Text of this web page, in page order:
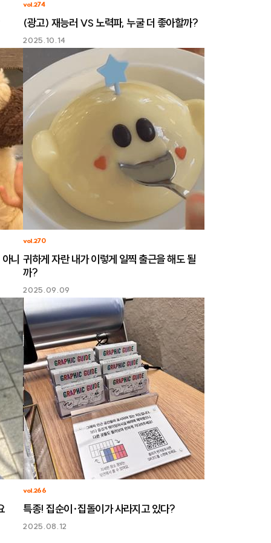
vol.274
(광고) 재능러 VS 노력파, 누굴 더 좋아할까?
2025.10.14
니
vol.270
귀하게 자란 내가 이렇게 일찍 출근을 해도 될
까?
2025.09.09
vol.266
특종! 집순이·집돌이가 사라지고 있다?
2025.08.12